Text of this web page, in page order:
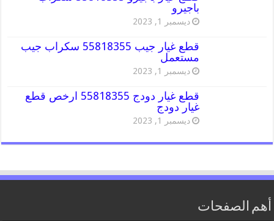
باجيرو
ديسمبر 1, 2023
قطع غيار جيب 55818355 سكراب جيب
مستعمل
ديسمبر 1, 2023
قطع غيار دودج 55818355 ارخص قطع
غيار دودج
ديسمبر 1, 2023
أهم الصفحات